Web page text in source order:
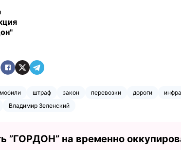
штраф закон перевозки дороги
Владимир Зеленский
”ГОРДОН” на временно